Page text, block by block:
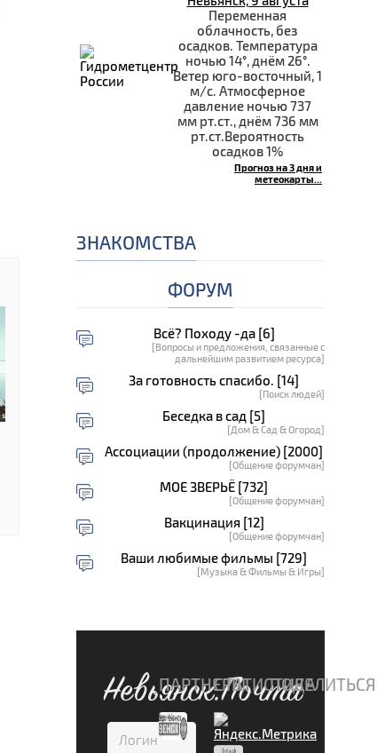
Переменная
облачность, без
осадков. Температура
ночью 14°, днём 26°.
Ветер юго-восточный, 1
м/с. Атмосферное
давление ночью 737
мм рт.ст., днём 736 мм
рт.ст.Вероятность
осадков 1%
Прогноз на 3 дня и
метеокарты...
ЗНАКОМСТВА
ФОРУМ
Всё? Походу -да [6]
[Вопросы и предложения, связанные с
дальнейшим развитием ресурса]
За готовность спасибо. [14]
[Поиск людей]
Беседка в сад [5]
[Дом & Сад & Огород]
Ассоциации (продолжение) [2000]
[Общение форумчан]
МОЕ ЗВЕРЬЁ [732]
[Общение форумчан]
Вакцинация [12]
[Общение форумчан]
Ваши любимые фильмы [729]
[Музыка & Фильмы & Игры]
Невьянск.Почта
ПАРТНЕРЫСТАТИСТИКАПОДЕЛИТЬСЯ